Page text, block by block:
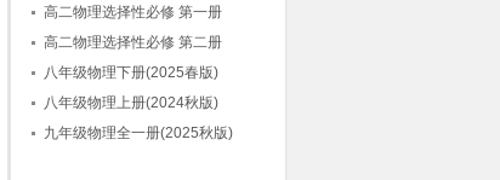
高二物理选择性必修 第一册
高二物理选择性必修 第二册
八年级物理下册(2025春版)
八年级物理上册(2024秋版)
九年级物理全一册(2025秋版)